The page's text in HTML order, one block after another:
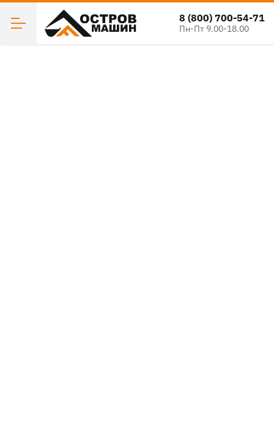
8 (800) 700-54-71
Пн-Пт 9.00-18.00